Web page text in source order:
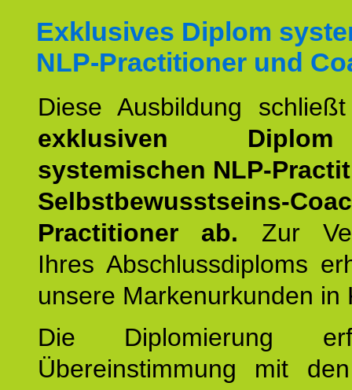
Exklusives Diplom
NLP-Practitioner und
Diese Ausbildung
exklusiven
systemischen NLP-
Selbstbewusstseins-
Practitioner ab. Zur
Ihres Abschlussdiploms
unsere Markenurkunden in
Die Diplomierung
Übereinstimmung mit